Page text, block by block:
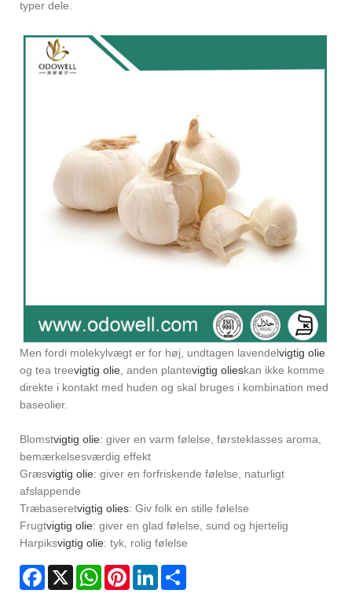
typer dele.
Men fordi molekylvægt er for høj, undtagen lavendelvigtig olie
og tea treevigtig olie, anden plantevigtig olieskan ikke komme
direkte i kontakt med huden og skal bruges i kombination med
baseolier.
Blomstvigtig olie: giver en varm følelse, førsteklasses aroma,
bemærkelsesværdig effekt
Græsvigtig olie: giver en forfriskende følelse, naturligt
afslappende
Træbaseretvigtig olies: Giv folk en stille følelse
Frugtvigtig olie: giver en glad følelse, sund og hjertelig
Harpiksvigtig olie: tyk, rolig følelse
Facebook
X WhatsAppPinterestLinkedIn